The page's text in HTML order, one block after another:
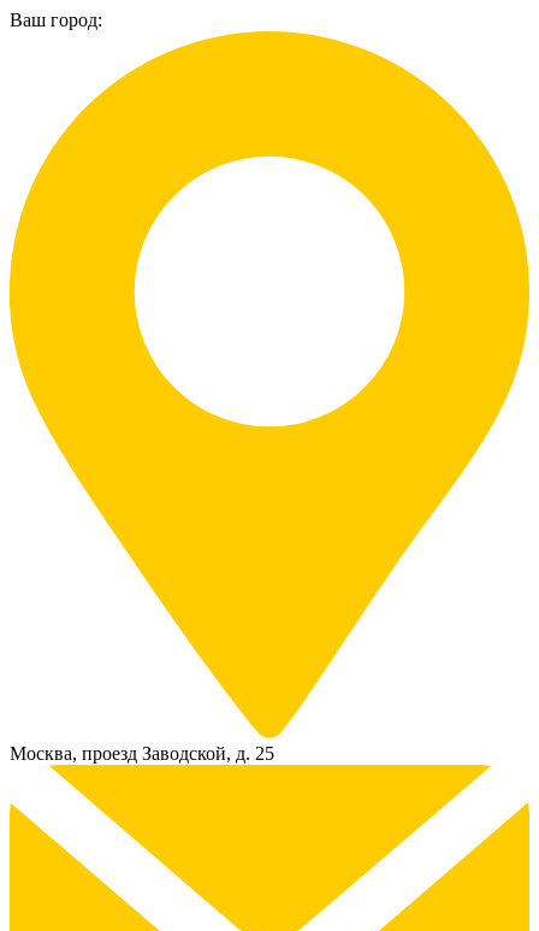
Ваш город:
Москва, проезд Заводской, д. 25